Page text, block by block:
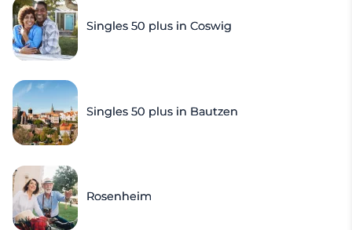
Singles 50 plus in Coswig
Singles 50 plus in Bautzen
Rosenheim